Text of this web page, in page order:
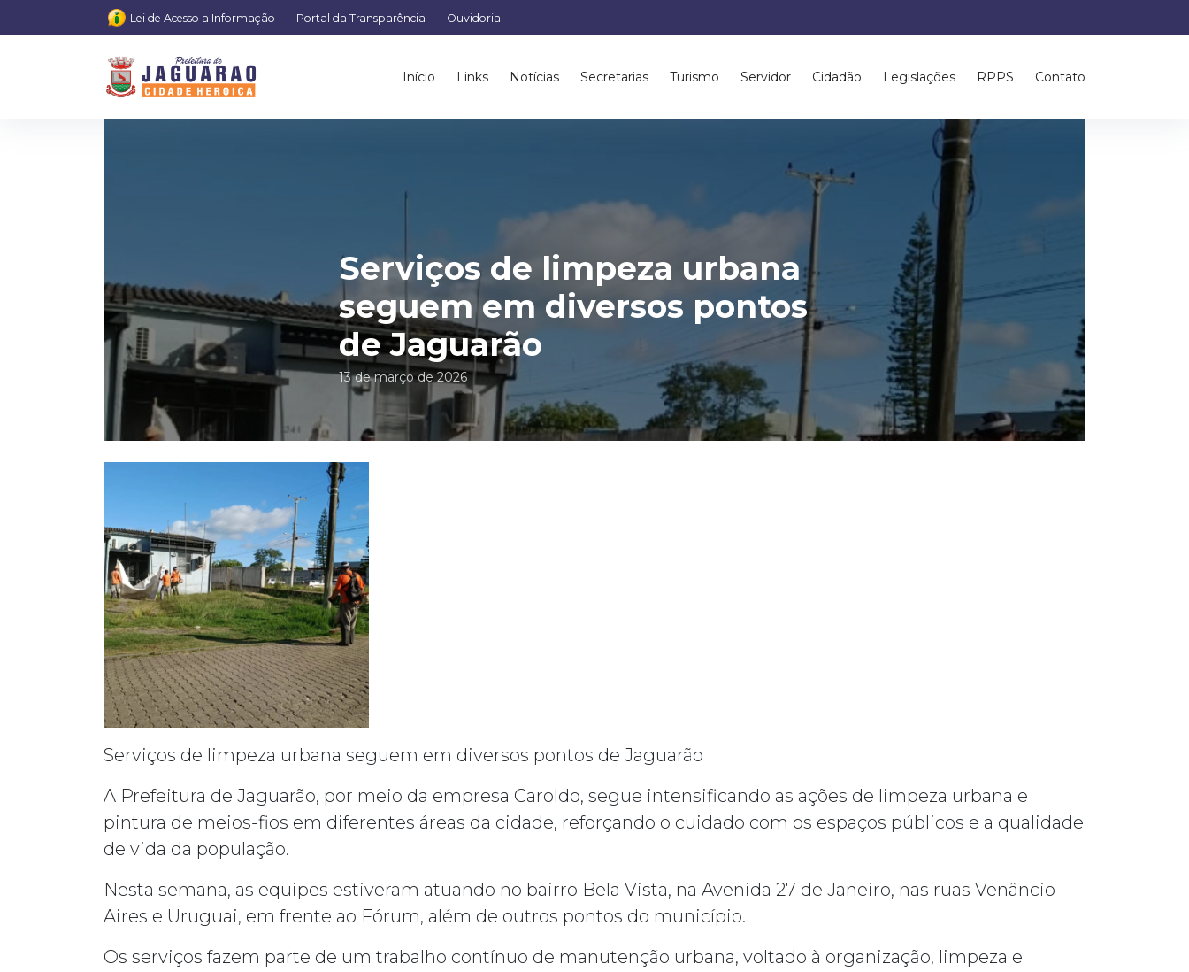
Lei de Acesso a Informação Portal da Transparência Ouvidoria
Início Links Notícias Secretarias Turismo Servidor Cidadão Legislações RPPS Contato
Serviços de limpeza urbana
seguem em diversos pontos
de Jaguarão
13 de março de 2026
Serviços de limpeza urbana seguem em diversos pontos de Jaguarão
A Prefeitura de Jaguarão, por meio da empresa Caroldo, segue intensificando as ações de limpeza urbana e
pintura de meios-fios em diferentes áreas da cidade, reforçando o cuidado com os espaços públicos e a qualidade
de vida da população.
Nesta semana, as equipes estiveram atuando no bairro Bela Vista, na Avenida 27 de Janeiro, nas ruas Venâncio
Aires e Uruguai, em frente ao Fórum, além de outros pontos do município.
Os serviços fazem parte de um trabalho contínuo de manutenção urbana, voltado à organização, limpeza e